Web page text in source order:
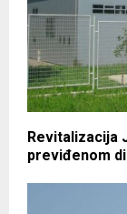
Revitalizacija
previđenom